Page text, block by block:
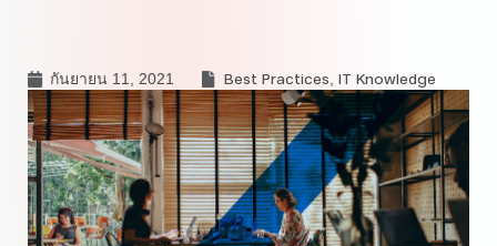
กันยายน 11, 2021 Best Practices IT Knowledge